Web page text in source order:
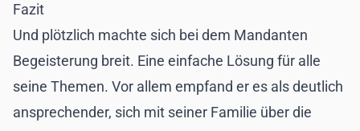
Fazit
Und plötzlich machte sich bei dem Mandanten
Begeisterung breit. Eine einfache Lösung für alle
seine Themen. Vor allem empfand er es als deutlich
ansprechender, sich mit seiner Familie über die